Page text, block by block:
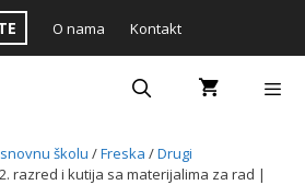
O nama Kontakt
školu /Freska /Drugi
razred i kutija sa materijalima za rad |